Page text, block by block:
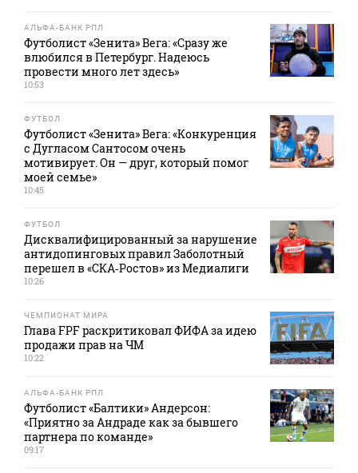
АЛЬФА-БАНК РПЛ
Футболист «Зенита» Вега: «Сразу же
влюбился в Петербург. Надеюсь
провести много лет здесь»
10:53
ФУТБОЛ
Футболист «Зенита» Вега: «Конкуренция
с Дугласом Сантосом очень
мотивирует. Он — друг, который помог
моей семье»
10:45
ФУТБОЛ
Дисквалифицированный за нарушение
антидопинговых правил Заболотный
перешел в «СКА‑Ростов» из Медиалиги
10:26
ЧЕМПИОНАТ МИРА
Глава FPF раскритиковал ФИФА за идею
продажи прав на ЧМ
10:22
АЛЬФА-БАНК РПЛ
Футболист «Балтики» Андерсон:
«Приятно за Андраде как за бывшего
партнера по команде»
09:17